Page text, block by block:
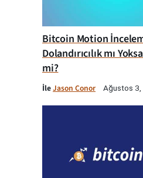
Bitcoin Motion
Dolandırıcılık mı
mi?
İleJason Conor Ağustos 3,